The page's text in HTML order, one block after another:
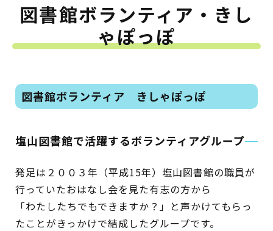
図書館ボランティア・きし
ゃぽっぽ
図書館ボランティア きしゃぽっぽ
塩山図書館で活躍するボランティアグループ
発足は２００３年（平成15年）塩山図書館の職員が
行っていたおはなし会を見た有志の方から
「わたしたちでもできますか？」と声かけてもらっ
たことがきっかけで結成したグループです。
甲州市図書館について
勝沼図書館
大和図書館
甘草屋敷子ども図書館
読書アニマシオン
お知らせ
イベント
図書館地図PDF